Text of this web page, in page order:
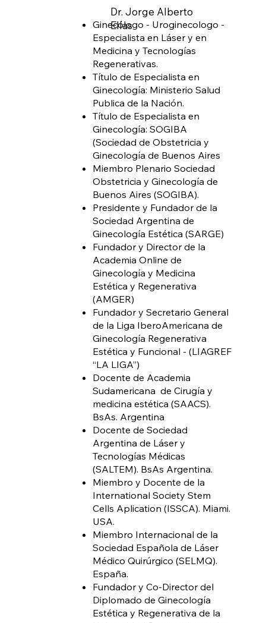
Dr. Jorge Alberto
Elías
Ginecólogo - Uroginecologo -
Especialista en Láser y en
Medicina y Tecnologías
Regenerativas.
Título de Especialista en
Ginecología: Ministerio Salud
Publica de la Nación.
Título de Especialista en
Ginecología: SOGIBA
(Sociedad de Obstetricia y
Ginecología de Buenos Aires
Miembro Plenario Sociedad
Obstetricia y Ginecología de
Buenos Aires (SOGIBA).
Presidente y Fundador de la
Sociedad Argentina de
Ginecología Estética (SARGE)
Fundador y Director de la
Academia Online de
Ginecología y Medicina
Estética y Regenerativa
(AMGER)
Fundador y Secretario General
de la Liga IberoAmericana de
Ginecología Regenerativa
Estética y Funcional - (LIAGREF
“LA LIGA”)
Docente de Academia
Sudamericana de Cirugía y
medicina estética (SAACS).
BsAs. Argentina
Docente de Sociedad
Argentina de Láser y
Tecnologías Médicas
(SALTEM). BsAs Argentina.
Miembro y Docente de la
International Society Stem
Cells Aplication (ISSCA). Miami.
USA.
Miembro Internacional de la
Sociedad Española de Láser
Médico Quirúrgico (SELMQ).
España.
Fundador y Co-Director del
Diplomado de Ginecología
Estética y Regenerativa de la